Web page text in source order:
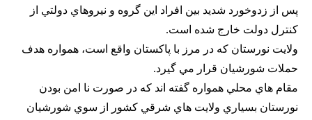
پس از زدوخورد شديد بين افراد اين گروه و نيروهاي دولتي از
كنترل دولت خارج شده است.
ولايت نورستان كه در مرز با پاكستان واقع است، همواره هدف
حملات شورشيان قرار مي گيرد.
مقام هاي محلي همواره گفته اند كه در صورت نا امن بودن
نورستان بسياري ولايت هاي شرقي كشور از سوي شورشيان